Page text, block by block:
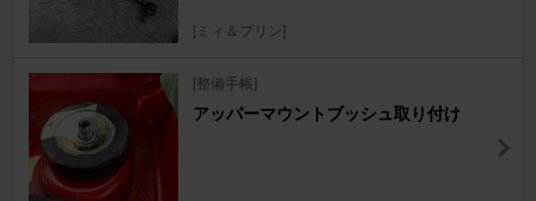
[ミィ＆プリン]
[整備手帳]
アッパーマウントブッシュ取り付け